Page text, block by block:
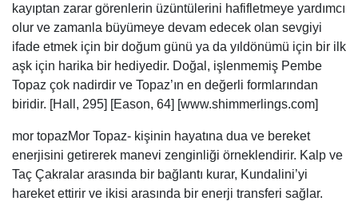
kayıptan zarar görenlerin üzüntülerini hafifletmeye yardımcı
olur ve zamanla büyümeye devam edecek olan sevgiyi
ifade etmek için bir doğum günü ya da yıldönümü için bir ilk
aşk için harika bir hediyedir. Doğal, işlenmemiş Pembe
Topaz çok nadirdir ve Topaz’ın en değerli formlarından
biridir. [Hall, 295] [Eason, 64] [www.shimmerlings.com]
mor topazMor Topaz- kişinin hayatına dua ve bereket
enerjisini getirerek manevi zenginliği örneklendirir. Kalp ve
Taç Çakralar arasında bir bağlantı kurar, Kundalini’yi
hareket ettirir ve ikisi arasında bir enerji transferi sağlar.